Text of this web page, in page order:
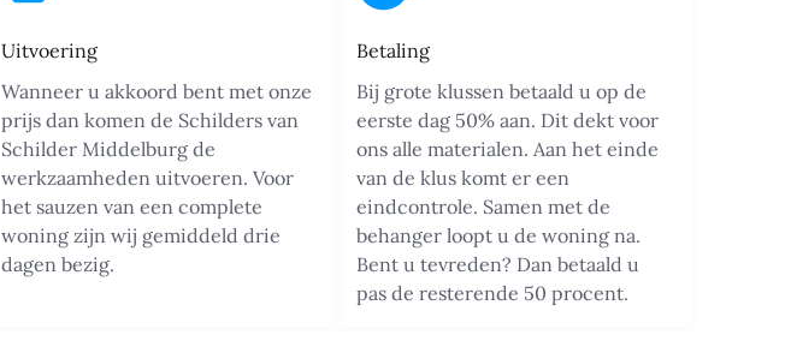
Uitvoering
Wanneer u akkoord bent met onze
prijs dan komen de Schilders van
Schilder Middelburg de
werkzaamheden uitvoeren. Voor
het sauzen van een complete
woning zijn wij gemiddeld drie
dagen bezig.
Betaling
Bij grote klussen betaald u op de
eerste dag 50% aan. Dit dekt voor
ons alle materialen. Aan het einde
van de klus komt er een
eindcontrole. Samen met de
behanger loopt u de woning na.
Bent u tevreden? Dan betaald u
pas de resterende 50 procent.